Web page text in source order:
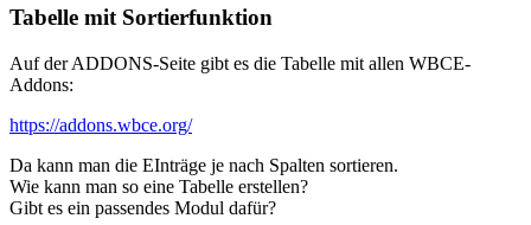
Tabelle mit Sortierfunktion
Auf der ADDONS-Seite gibt es die Tabelle mit allen WBCE-
Addons:
https://addons.wbce.org/
Da kann man die EInträge je nach Spalten sortieren.
Wie kann man so eine Tabelle erstellen?
Gibt es ein passendes Modul dafür?